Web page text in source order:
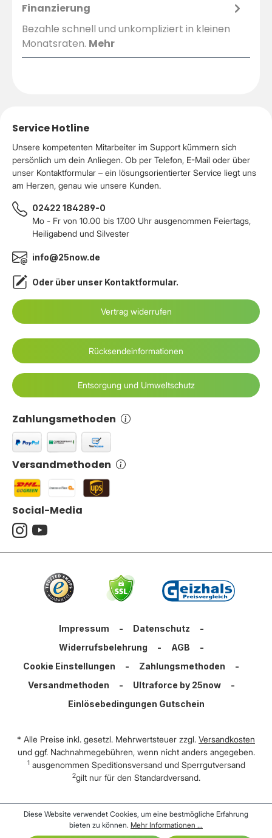
Finanzierung
Bezahle schnell und unkompliziert in kleinen
Monatsraten. Mehr
Service Hotline
Unsere kompetenten Mitarbeiter im Support kümmern sich
persönlich um dein Anliegen. Ob per Telefon, E-Mail oder über
unser Kontaktformular – ein lösungsorientierter Service liegt uns
am Herzen, genau wie unsere Kunden.
02422 184289-0
Mo - Fr von 10.00 bis 17.00 Uhr ausgenommen Feiertags,
Heiligabend und Silvester
info@25now.de
Oder über unser Kontaktformular.
Vertrag widerrufen
Zahlungsmethoden
Versandmethoden
Rücksendeinformationen
Entsorgung und Umweltschutz
Social-Media
Impressum - Datenschutz
-
Widerrufsbelehrung
- AGB
-
Cookie Einstellungen
- Zahlungsmethoden
-
Versandmethoden
- Ultraforce by 25now
-
Einlösebedingungen Gutschein
* Alle Preise inkl. gesetzl. Mehrwertsteuer zzgl. Versandkosten
und ggf. Nachnahmegebühren, wenn nicht anders angegeben.
1 ausgenommen Speditionsversand und Sperrgutversand
2gilt nur für den Standardversand.
Diese Website verwendet Cookies, um eine bestmögliche Erfahrung
bieten zu können. Mehr Informationen ...